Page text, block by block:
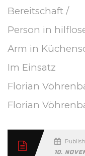
Bereitschaft /
Person in
Arm in
Im Einsatz
Florian
Florian
10.